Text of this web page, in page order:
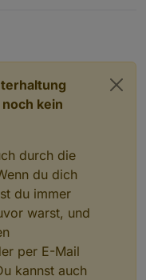
kein
durch die
du dich
du immer
warst, und
per E-Mail
kannst auch